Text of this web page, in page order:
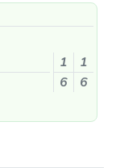
1
1
6
6